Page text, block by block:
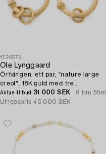
1726579
Ole Lynggaard
Örhängen, ett par, "nature large
creol", 18K guld med tre
påhängen, "nature creol pendant"
design Charlotte Lynggaard.
Aktuellt bud 31 000 SEK
6 tim 55m
Utropspris 45 000 SEK